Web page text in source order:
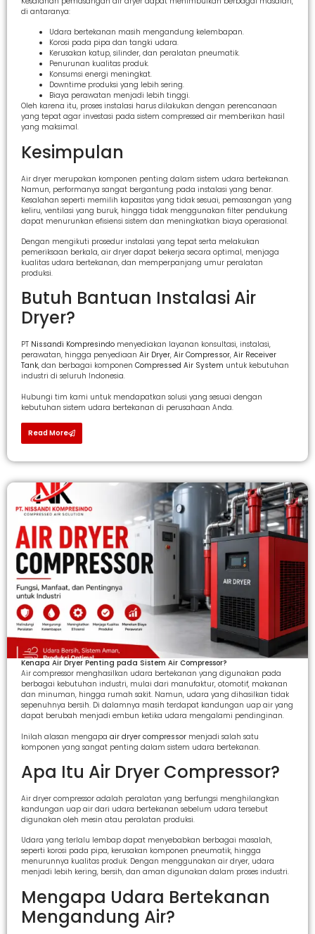
di antaranya:
Udara bertekanan masih mengandung kelembapan.
Korosi pada pipa dan tangki udara.
Kerusakan katup, silinder, dan peralatan pneumatik.
Penurunan kualitas produk.
Konsumsi energi meningkat.
Downtime produksi yang lebih sering.
Biaya perawatan menjadi lebih tinggi.
Oleh karena itu, proses instalasi harus dilakukan dengan perencanaan
yang tepat agar investasi pada sistem compressed air memberikan hasil
yang maksimal.
Kesimpulan
Air dryer merupakan komponen penting dalam sistem udara bertekanan.
Namun, performanya sangat bergantung pada instalasi yang benar.
Kesalahan seperti memilih kapasitas yang tidak sesuai, pemasangan yang
keliru, ventilasi yang buruk, hingga tidak menggunakan filter pendukung
dapat menurunkan efisiensi sistem dan meningkatkan biaya operasional.
Dengan mengikuti prosedur instalasi yang tepat serta melakukan
pemeriksaan berkala, air dryer dapat bekerja secara optimal, menjaga
kualitas udara bertekanan, dan memperpanjang umur peralatan
produksi.
Butuh Bantuan Instalasi Air
Dryer?
PT Nissandi Kompresindo menyediakan layanan konsultasi, instalasi,
perawatan, hingga penyediaan Air Dryer, Air Compressor, Air Receiver
Tank, dan berbagai komponen Compressed Air System untuk kebutuhan
industri di seluruh Indonesia.
Hubungi tim kami untuk mendapatkan solusi yang sesuai dengan
kebutuhan sistem udara bertekanan di perusahaan Anda.
Read More
Kenapa Air Dryer Penting pada Sistem Air Compressor?
Air compressor menghasilkan udara bertekanan yang digunakan pada
berbagai kebutuhan industri, mulai dari manufaktur, otomotif, makanan
dan minuman, hingga rumah sakit. Namun, udara yang dihasilkan tidak
sepenuhnya bersih. Di dalamnya masih terdapat kandungan uap air yang
dapat berubah menjadi embun ketika udara mengalami pendinginan.
Inilah alasan mengapa air dryer compressor menjadi salah satu
komponen yang sangat penting dalam sistem udara bertekanan.
Apa Itu Air Dryer Compressor?
Air dryer compressor adalah peralatan yang berfungsi menghilangkan
kandungan uap air dari udara bertekanan sebelum udara tersebut
digunakan oleh mesin atau peralatan produksi.
Udara yang terlalu lembap dapat menyebabkan berbagai masalah,
seperti korosi pada pipa, kerusakan komponen pneumatik, hingga
menurunnya kualitas produk. Dengan menggunakan air dryer, udara
menjadi lebih kering, bersih, dan aman digunakan dalam proses industri.
Mengapa Udara Bertekanan
Mengandung Air?